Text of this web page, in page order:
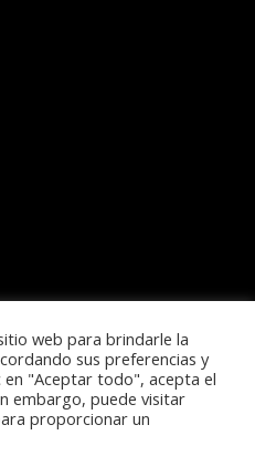
web para brindarle la
sus preferencias y
en "Aceptar todo", acepta el
embargo, puede visitar
proporcionar un